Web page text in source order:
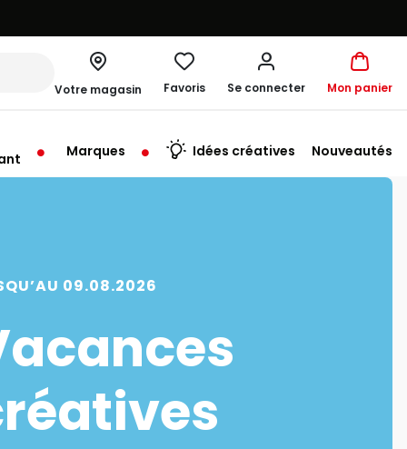
Votre magasin
à 09:30
Favoris Se connecter Mon panier
Marques Idées créatives Nouveautés
09.08.2026